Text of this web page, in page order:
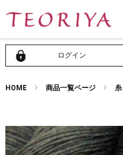
ログイン
HOME 商品一覧ページ 糸